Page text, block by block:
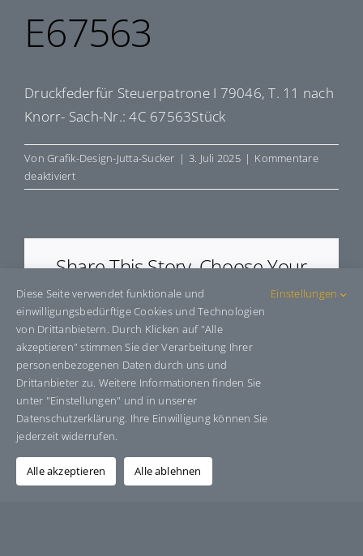
E67563
Druckfederfür Steuerpatrone I 79046, T. 11 nach
Knorr- Sach-Nr.: 4C 67563Stück
VonGrafik-Design-Jutta-Sucker | 3. Juli 2025 | Kommentare
deaktiviertfür
E67563
Share This Story, Choose Your
Platform!
Facebook Bluesky WhatsAppTelegram
E-
Mail
Über den Autor: Grafik-Design-Jutta-Sucker
Diese Seite verwendet funktionale und
einwilligungsbedürftige Cookies und Technologien
von Drittanbietern. Durch Klicken auf "Alle
akzeptieren" stimmen Sie der Verarbeitung Ihrer
personenbezogenen Daten durch uns und
Drittanbieter zu. Weitere Informationen finden Sie
unter "Einstellungen" und in unserer
Datenschutzerklärung. Ihre Einwilligung können Sie
jederzeit widerrufen.
Einstellungen
Alle akzeptieren Alle ablehnen